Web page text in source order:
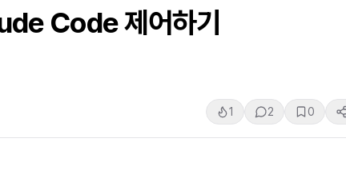
Code 제어하기
1 2 0